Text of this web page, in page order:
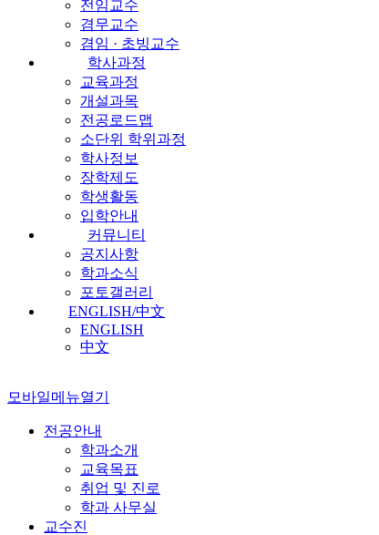
전임교수
겸무교수
겸임 · 초빙교수
학사과정
교육과정
개설과목
전공로드맵
소단위 학위과정
학사정보
장학제도
학생활동
입학안내
커뮤니티
공지사항
학과소식
포토갤러리
ENGLISH/中文
ENGLISH
中文
모바일메뉴열기
전공안내
학과소개
교육목표
취업 및 진로
학과 사무실
교수진